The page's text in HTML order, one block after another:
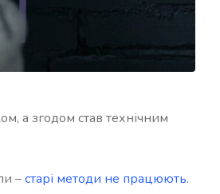
а згодом став технічним
–старі методи не працюють.